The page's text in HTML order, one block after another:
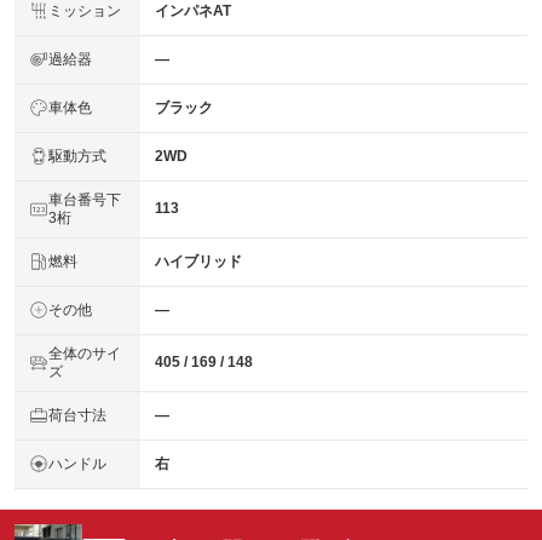
ミッション インパネAT
過給器 ―
車体色 ブラック
駆動方式 2WD
車台番号下
3桁
113
燃料 ハイブリッド
その他 ―
全体のサイ
ズ
405 / 169 / 148
荷台寸法 ―
ハンドル 右